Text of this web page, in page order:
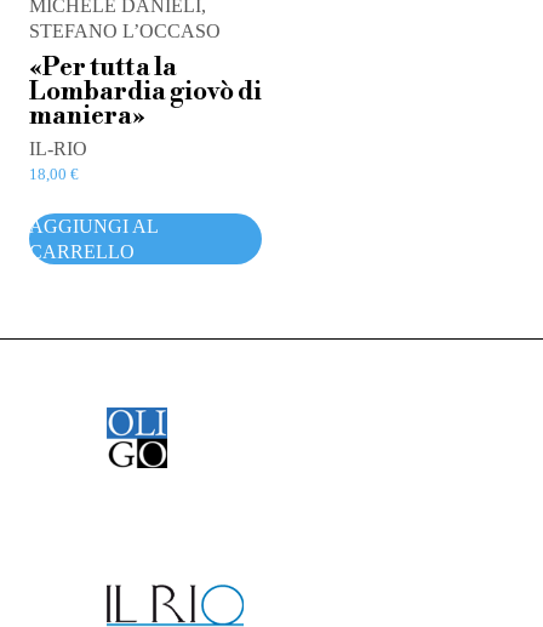
MICHELE DANIELI,
STEFANO L’OCCASO
«Per tutta la
Lombardia giovò di
maniera»
IL-RIO
18,00 €
AGGIUNGI AL
CARRELLO